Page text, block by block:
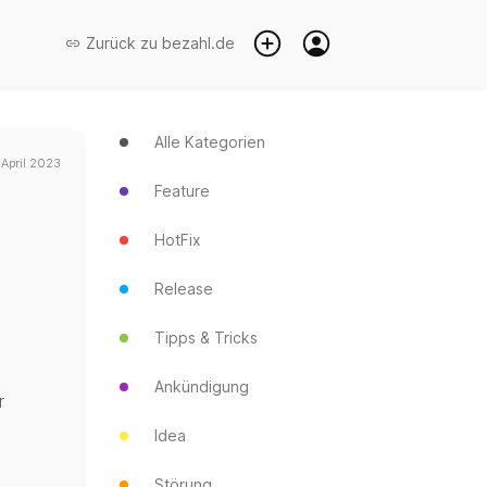
Zurück zu bezahl.de
2023
Alle Kategorien
Feature
HotFix
Release
Tipps & Tricks
Ankündigung
Idea